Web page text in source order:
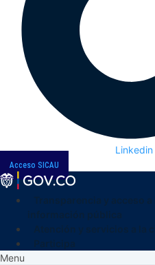
Linkedin
Acceso SICAU
Menu